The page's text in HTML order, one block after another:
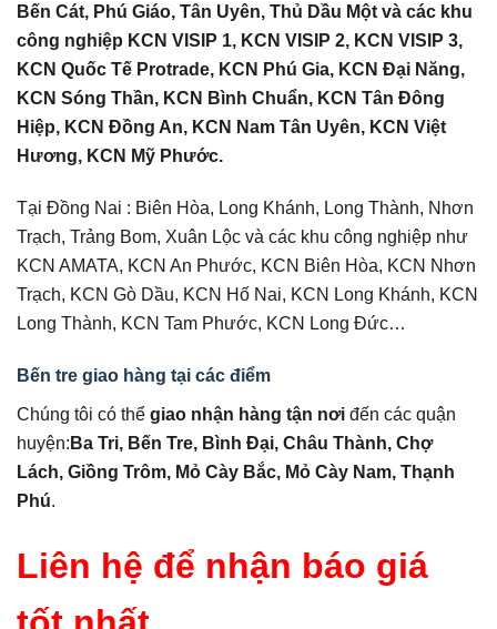
Bến Cát, Phú Giáo, Tân Uyên, Thủ Dầu Một và các khu
công nghiệp KCN VISIP 1, KCN VISIP 2, KCN VISIP 3,
KCN Quốc Tế Protrade, KCN Phú Gia, KCN Đại Năng,
KCN Sóng Thần, KCN Bình Chuẩn, KCN Tân Đông
Hiệp, KCN Đồng An, KCN Nam Tân Uyên, KCN Việt
Hương, KCN Mỹ Phước.
Tại Đồng Nai : Biên Hòa, Long Khánh, Long Thành, Nhơn
Trạch, Trảng Bom, Xuân Lộc và các khu công nghiệp như
KCN AMATA, KCN An Phước, KCN Biên Hòa, KCN Nhơn
Trạch, KCN Gò Dầu, KCN Hố Nai, KCN Long Khánh, KCN
Long Thành, KCN Tam Phước, KCN Long Đức…
Bến tre giao hàng tại các điểm
Chúng tôi có thể giao nhận hàng tận nơi đến các quận
huyện:Ba Tri, Bến Tre, Bình Đại, Châu Thành, Chợ
Lách, Giồng Trôm, Mỏ Cày Bắc, Mỏ Cày Nam, Thạnh
Phú
Liên hệ để nhận báo giá